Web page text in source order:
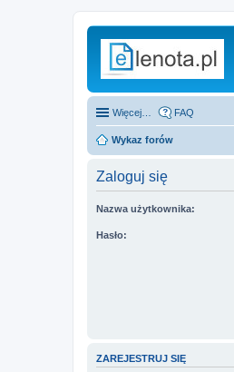
Więcej… FAQ
Wykaz forów
Zaloguj się
Nazwa użytkownika:
Hasło:
ZAREJESTRUJ SIĘ